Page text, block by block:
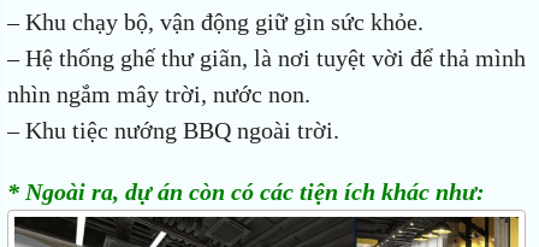
– Khu chạy bộ, vận động giữ gìn sức khỏe.
– Hệ thống ghế thư giãn, là nơi tuyệt vời để thả mình
nhìn ngắm mây trời, nước non.
– Khu tiệc nướng BBQ ngoài trời.
* Ngoài ra, dự án còn có các tiện ích khác như: